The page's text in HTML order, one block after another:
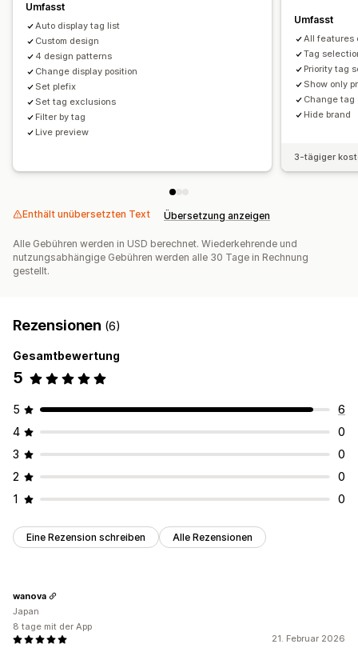
Umfasst
Auto display tag list
Custom design
4 design patterns
Change display position
Set plefix
Set tag exclusions
Filter by tag
Live preview
Umfasst
All features
Tag
Priority tag
Show only
Change tag
Hide brand
3-tägiger
Enthält unübersetzten Text Übersetzung anzeigen
Alle Gebühren werden in USD berechnet. Wiederkehrende und
nutzungsabhängige Gebühren werden alle 30 Tage in Rechnung
gestellt.
Rezensionen (6)
Gesamtbewertung
5
5
6
4
0
3
0
2
0
1
0
Eine Rezension schreiben Alle Rezensionen
21. Februar 2026
wanova
Japan
8 tage mit der App